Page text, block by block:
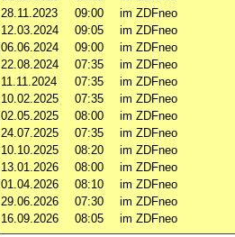
28.11.2023
09:00
im ZDFneo
12.03.2024
09:05
im ZDFneo
06.06.2024
09:00
im ZDFneo
22.08.2024
07:35
im ZDFneo
11.11.2024
07:35
im ZDFneo
10.02.2025
07:35
im ZDFneo
02.05.2025
08:00
im ZDFneo
24.07.2025
07:35
im ZDFneo
10.10.2025
08:20
im ZDFneo
13.01.2026
08:00
im ZDFneo
01.04.2026
08:10
im ZDFneo
29.06.2026
07:30
im ZDFneo
16.09.2026
08:05 im ZDFneo